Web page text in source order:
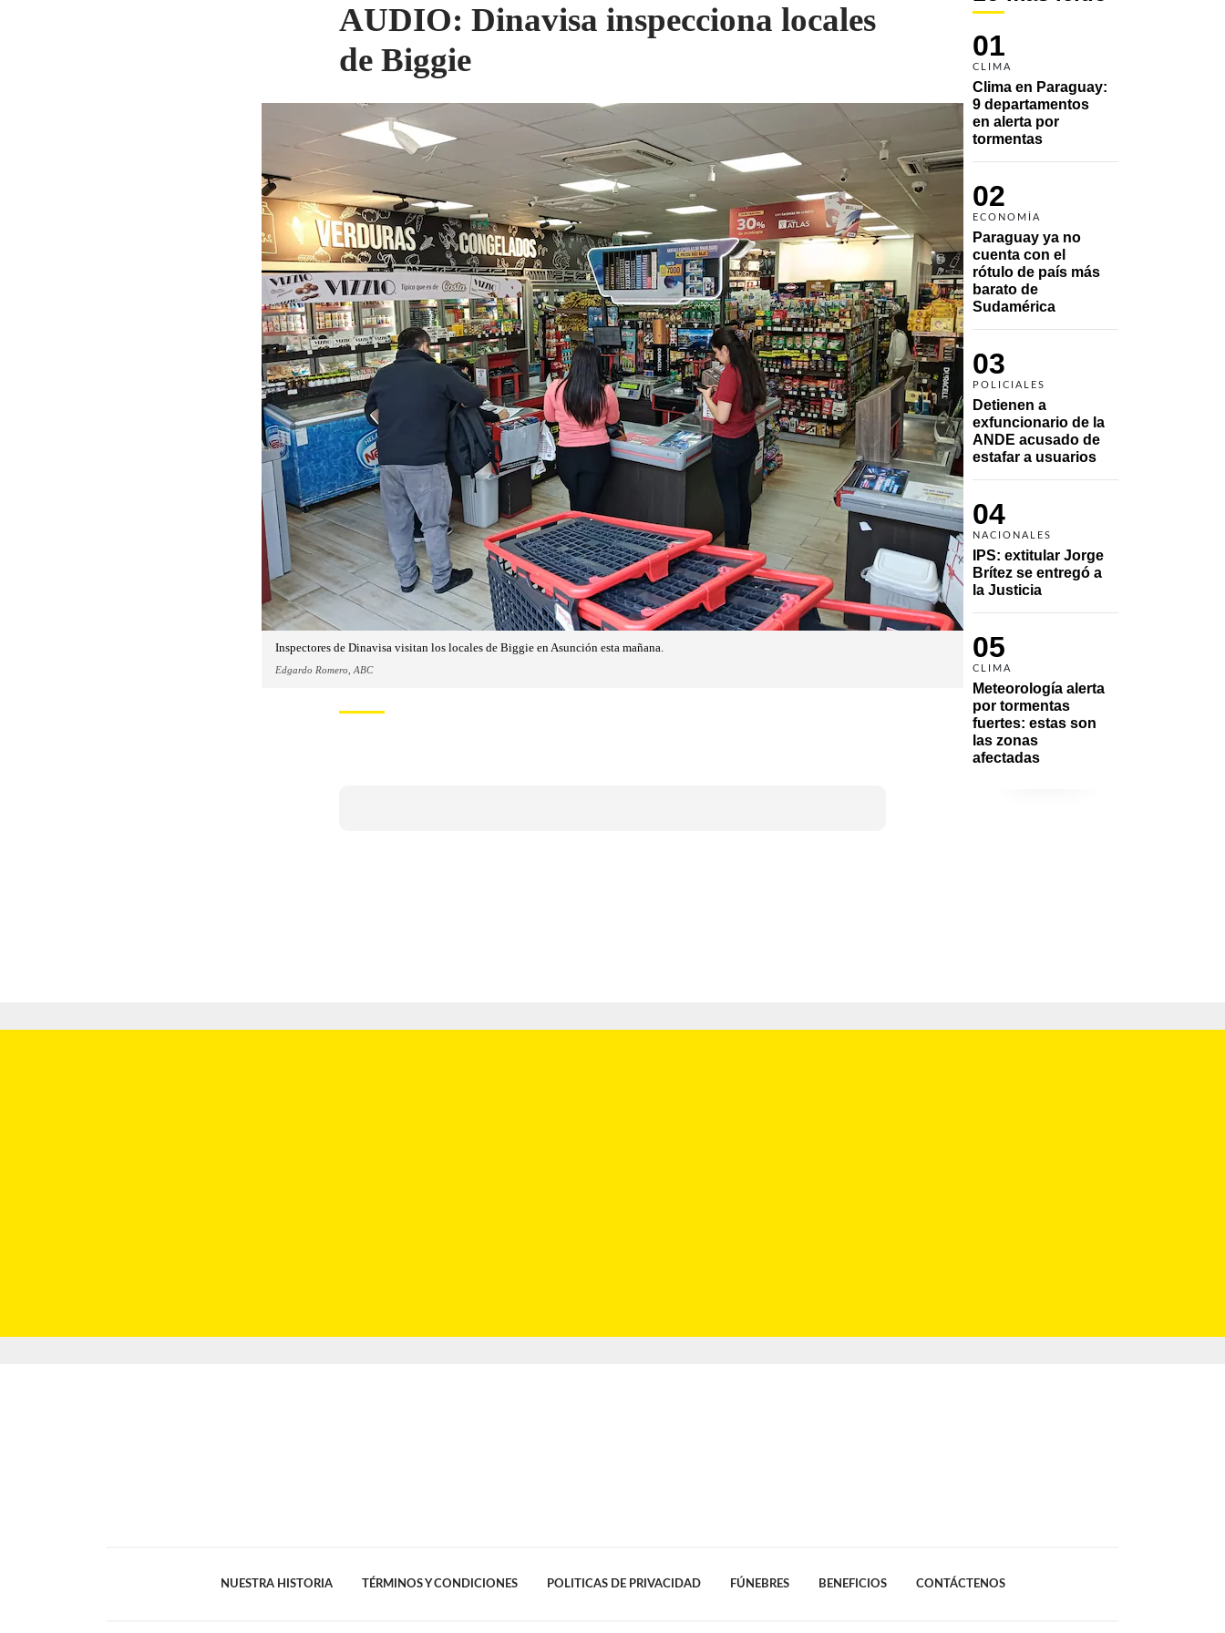
01
CLIMA
Clima en Paraguay:
9 departamentos
en alerta por
tormentas
02
ECONOMÍA
Paraguay ya no
cuenta con el
rótulo de país más
barato de
Sudamérica
03
POLICIALES
Detienen a
exfuncionario de la
ANDE acusado de
estafar a usuarios
04
NACIONALES
IPS: extitular Jorge
Brítez se entregó a
la Justicia
05
CLIMA
Meteorología alerta
por tormentas
fuertes: estas son
las zonas
afectadas
AUDIO: Dinavisa inspecciona locales
de Biggie
Inspectores de Dinavisa visitan los locales de Biggie en Asunción esta mañana.
Edgardo Romero, ABC
NUESTRA HISTORIA TÉRMINOS Y CONDICIONES POLITICAS DE PRIVACIDAD FÚNEBRES BENEFICIOS CONTÁCTENOS